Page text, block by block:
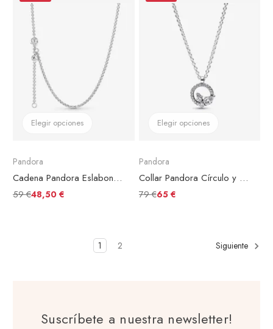
Elegir opciones
Pandora
Cadena Pandora Eslabones Redondos
59 €48,50 €
Elegir opciones
Pandora
Collar Pandora Círculo y Herbario Brillante
79 €65 €
1 2 Siguiente
Suscríbete a nuestra newsletter!